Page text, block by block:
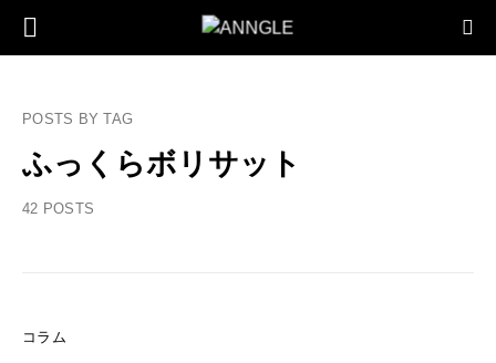
POSTS BY TAG
ふっくらボリサット
42 POSTS
コラム